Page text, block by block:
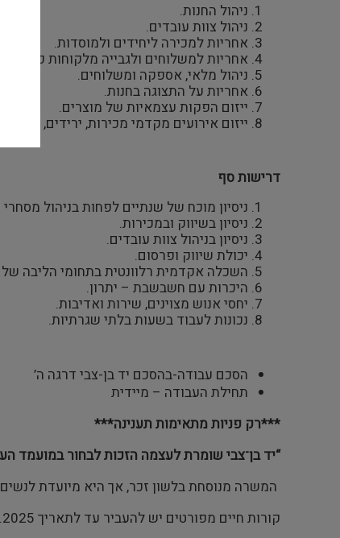
ניהול החנות.
ניהול צוות עובדים.
אחריות למכירה ליחידים ולמוסדות.
אחריות למשלוחים ולגבייה מלקוחות פרטיים
ניהול מלאי, אספקה ומשלוחים.
אחריות על התצוגה בחנות.
ייזום הפקות עצמאיות של מוצרים.
ייזום אירועים מקדמי מכירות, ירידים, תצוגות
דרישות סף
ניסיון מוכח של שנתיים לפחות בניהול מסחרי
ניסיון בשיווק ובמכירות.
ניסיון בניהול צוות עובדים.
יכולת שיווק ופרסום.
השכלה אקדמית רלוונטית בתחומי הליבה של
היכרות עם חשבשבת – יתרון.
יחסי אנוש מצוינים, שירות ואדיבות.
נכונות לעבוד בשעות בלתי שגרתיות.
הסכם עבודה-בהסכם יד בן-צבי דרגה ה’
תחילת העבודה – מיידית
***רק פניות מתאימות תענינה***
“יד בן־צבי שומרת לעצמה הזכות לבחור במועמד
המשרה מנוסחת בלשון זכר, אך היא מיועדת
קורות חיים מפורטים יש להעביר עד לתאריך 10.4.2025